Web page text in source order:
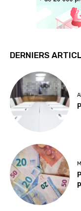
DERNIERS